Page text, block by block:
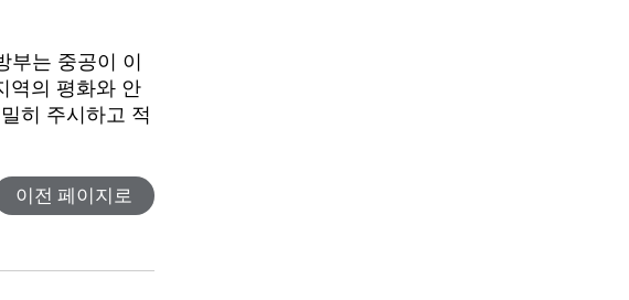
부는 중공이 이
역의 평화와 안
히 주시하고 적
이전 페이지로